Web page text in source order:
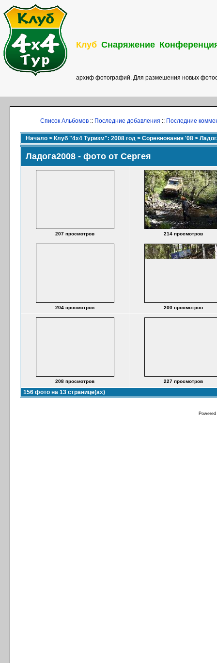
Клуб Снаряжение
архиф фотографий. Для размешения новых
Список Альбомов:: Последние добавления :: Последние
Начало > Клуб "4х4 Туризм": 2008 год > Соревнования '08 >
Ладога2008 - фото от Сергея
207 просмотров 214 просмотров
204 просмотров 200 просмотров
208 просмотров 227 просмотров
156 фото на 13 странице(ах)